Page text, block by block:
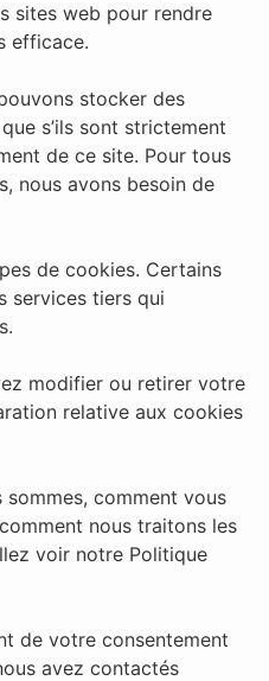
sites web pour rendre
efficace.
stocker des
s’ils sont strictement
de ce site. Pour tous
nous avons besoin de
de cookies. Certains
services tiers qui
modifier ou retirer votre
relative aux cookies
sommes, comment vous
nous traitons les
voir notre Politique
de votre consentement
avez contactés